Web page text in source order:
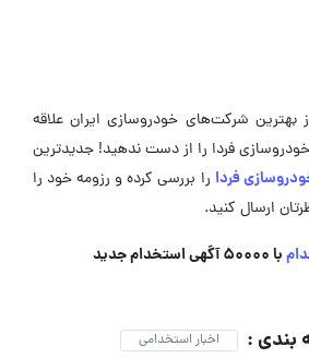
بهترین شرکت‌های خودروسازی ایران علاقه
فردا را از دست ندهید! جدیدترین
فردا را بررسی کرده و رزومه خود را
ارسال کنید.
با 50000 آگهی استخدام جدید
بندی : اخبار استخدامی